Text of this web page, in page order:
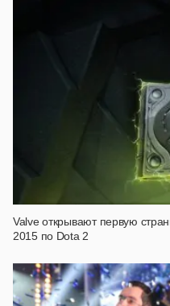
Valve открывают первую
2015 по Dota 2